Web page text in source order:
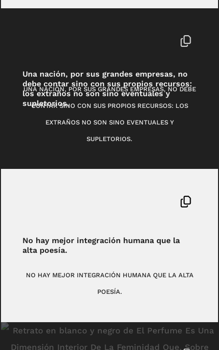
Una nación, por sus grandes empresas, no
debe contar sino con sus propios recursos:
los extraños no son sino eventuales y
supletorios.
UNA NACIÓN, POR SUS GRANDES EMPRESAS, NO DEBE
CONTAR SINO CON SUS PROPIOS RECURSOS: LOS
EXTRAÑOS NO SON SINO EVENTUALES Y
SUPLETORIOS.
No hay mejor integración humana que la
alta poesía.
NO HAY MEJOR INTEGRACIÓN HUMANA QUE LA ALTA
POESÍA.